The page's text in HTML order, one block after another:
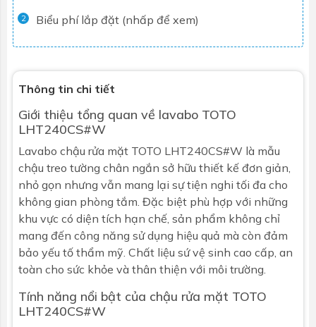
2 Biểu phí lắp đặt (nhấp để xem)
Thông tin chi tiết
Giới thiệu tổng quan về lavabo TOTO
LHT240CS#W
Lavabo chậu rửa mặt TOTO LHT240CS#W là mẫu
chậu treo tường chân ngắn sở hữu thiết kế đơn giản,
nhỏ gọn nhưng vẫn mang lại sự tiện nghi tối đa cho
không gian phòng tắm. Đặc biệt phù hợp với những
khu vực có diện tích hạn chế, sản phẩm không chỉ
mang đến công năng sử dụng hiệu quả mà còn đảm
bảo yếu tố thẩm mỹ. Chất liệu sứ vệ sinh cao cấp, an
toàn cho sức khỏe và thân thiện với môi trường.
Tính năng nổi bật của chậu rửa mặt TOTO
LHT240CS#W